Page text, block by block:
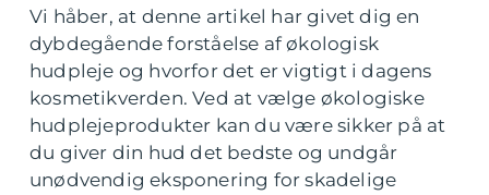
Vi håber, at denne artikel har givet dig en
dybdegående forståelse af økologisk
hudpleje og hvorfor det er vigtigt i dagens
kosmetikverden. Ved at vælge økologiske
hudplejeprodukter kan du være sikker på at
du giver din hud det bedste og undgår
unødvendig eksponering for skadelige